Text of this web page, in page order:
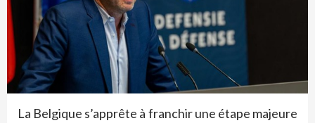
La Belgique s’apprête à franchir une étape majeure